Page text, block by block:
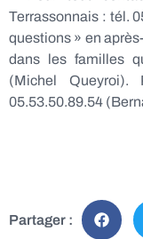
Terrassonnais : tél.
questions » en
dans les familles
(Michel
05.53.50.89.54
Partager :